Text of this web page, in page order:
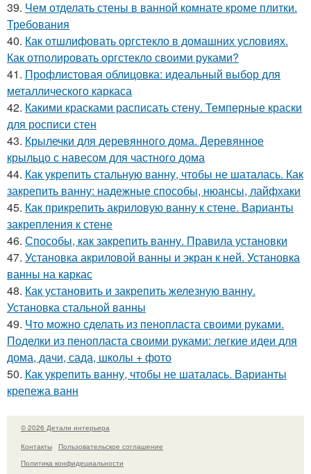
39. Чем отделать стены в ванной комнате кроме плитки.
Требования
40. Как отшлифовать оргстекло в домашних условиях.
Как отполировать оргстекло своими руками?
41. Профлистовая облицовка: идеальный выбор для
металлического каркаса
42. Какими красками расписать стену. Темперные краски
для росписи стен
43. Крылечки для деревянного дома. Деревянное
крыльцо с навесом для частного дома
44. Как укрепить стальную ванну, чтобы не шаталась. Как
закрепить ванну: надежные способы, нюансы, лайфхаки
45. Как прикрепить акриловую ванну к стене. Варианты
закрепления к стене
46. Способы, как закрепить ванну. Правила установки
47. Установка акриловой ванны и экран к ней. Установка
ванны на каркас
48. Как установить и закрепить железную ванну.
Установка стальной ванны
49. Что можно сделать из пенопласта своими руками.
Поделки из пенопласта своими руками: легкие идеи для
дома, дачи, сада, школы + фото
50. Как укрепить ванну, чтобы не шаталась. Варианты
крепежа ванн
© 2026 Детали интерьера
Контакты
Пользовательское соглашение
Политика конфидециальности